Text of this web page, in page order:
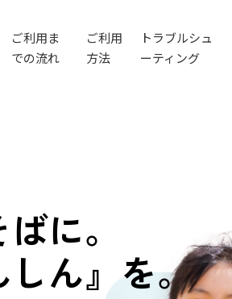
ご利用ま
での流れ
ご利用
方法
トラブルシュ
ーティング
に。
しん』を。